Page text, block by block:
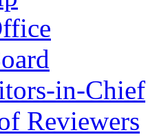
in-Chief
Reviewers